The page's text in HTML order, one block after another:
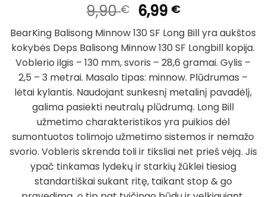
9,90€ Original
price
was:
9,90 €.
6,99 €Current
price
is:
6,99 €.
BearKing Balisong Minnow 130 SF Long Bill yra aukštos
kokybės Deps Balisong Minnow 130 SF Longbill kopija.
Voblerio ilgis – 130 mm, svoris – 28,6 gramai. Gylis –
2,5 – 3 metrai. Masalo tipas: minnow. Plūdrumas –
lėtai kylantis. Naudojant sunkesnį metalinį pavadėlį,
galima pasiekti neutralų plūdrumą. Long Bill
užmetimo charakteristikos yra puikios dėl
sumontuotos tolimojo užmetimo sistemos ir nemažo
svorio. Vobleris skrenda toli ir tiksliai net prieš vėją. Jis
ypač tinkamas lydekų ir starkių žūklei tiesiog
standartiškai sukant ritę, taikant stop & go